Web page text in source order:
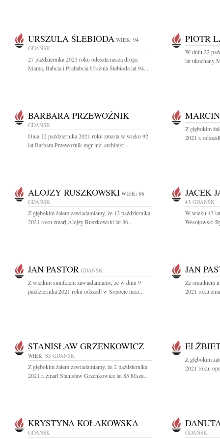
URSZULA ŚLEBIODA WIEK: 94
GDAŃSK
27 października 2021 roku odeszła nasza droga
Mama, Babcia i Prababcia Urszula Ślebioda lat 94...
PIOTR
W dniu 22
lat ukochany
BARBARA PRZEWOŹNIK
GDAŃSK
Dnia 12 października 2021 roku zmarła w wieku 92
lat Barbara Przewoźnik mgr inż. architekt...
Z głębokim
2021 r.
ALOJZY RUSZKOWSKI WIEK: 86
GDAŃSK
Z głębokim żalem zawiadamiamy, że 12 października
2021 roku zmarł Alojzy Ruszkowski lat 86...
JACEK
43 GDAŃSK
W wieku 43
Wesołowski
JAN PASTOR GDAŃSK
Z wielkim smutkiem zawiadamiamy, że w dniu 9
października 2021 roku odszedł w Sopocie nasz...
JAN
Ze smutkiem
2021 roku
STANISŁAW GRZENKOWICZ
WIEK: 85 GDAŃSK
Z głębokim żalem zawiadamiamy, że 2 października
2021 r. zmarł Stanisław Grzenkowicz lat 85 Msza...
Z głębokim
2021 roku,
KRYSTYNA KOŁAKOWSKA
GDAŃSK GDAŃSK